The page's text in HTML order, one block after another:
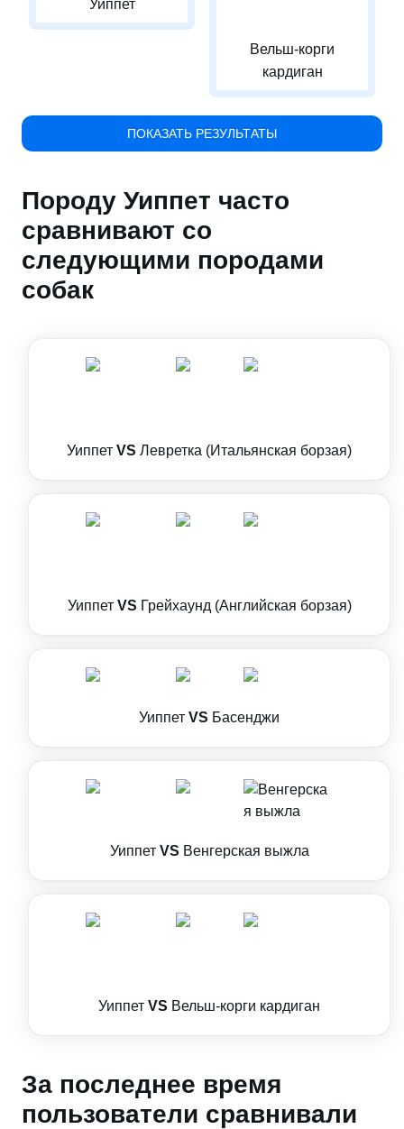
Уиппет
Вельш-корги
кардиган
ПОКАЗАТЬ РЕЗУЛЬТАТЫ
Породу Уиппет часто
сравнивают со
следующими породами
собак
Уиппет VS Левретка (Итальянская борзая)
Уиппет VS Грейхаунд (Английская борзая)
Уиппет VS Басенджи
Уиппет VS Венгерская выжла
Уиппет VS Вельш-корги кардиган
За последнее время
пользователи сравнивали